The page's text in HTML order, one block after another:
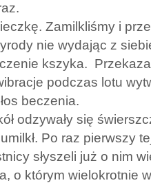
Zamilkliśmy i
nie wydając z
kszyka.
podczas lotu
beczenia.
odzywały się
Po raz pierwszy
słyszeli już o nim
o którym wielokrotnie